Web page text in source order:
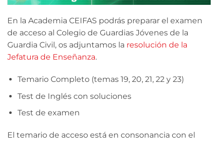
En la Academia CEIFAS podrás preparar el examen
de acceso al Colegio de Guardias Jóvenes de la
Guardia Civil, os adjuntamos la resolución de la
Jefatura de Enseñanza.
Temario Completo (temas 19, 20, 21, 22 y 23)
Test de Inglés con soluciones
Test de examen
El temario de acceso está en consonancia con el